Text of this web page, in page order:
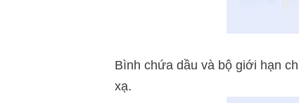
Bình chứa dầu và bộ giới hạn
xạ.